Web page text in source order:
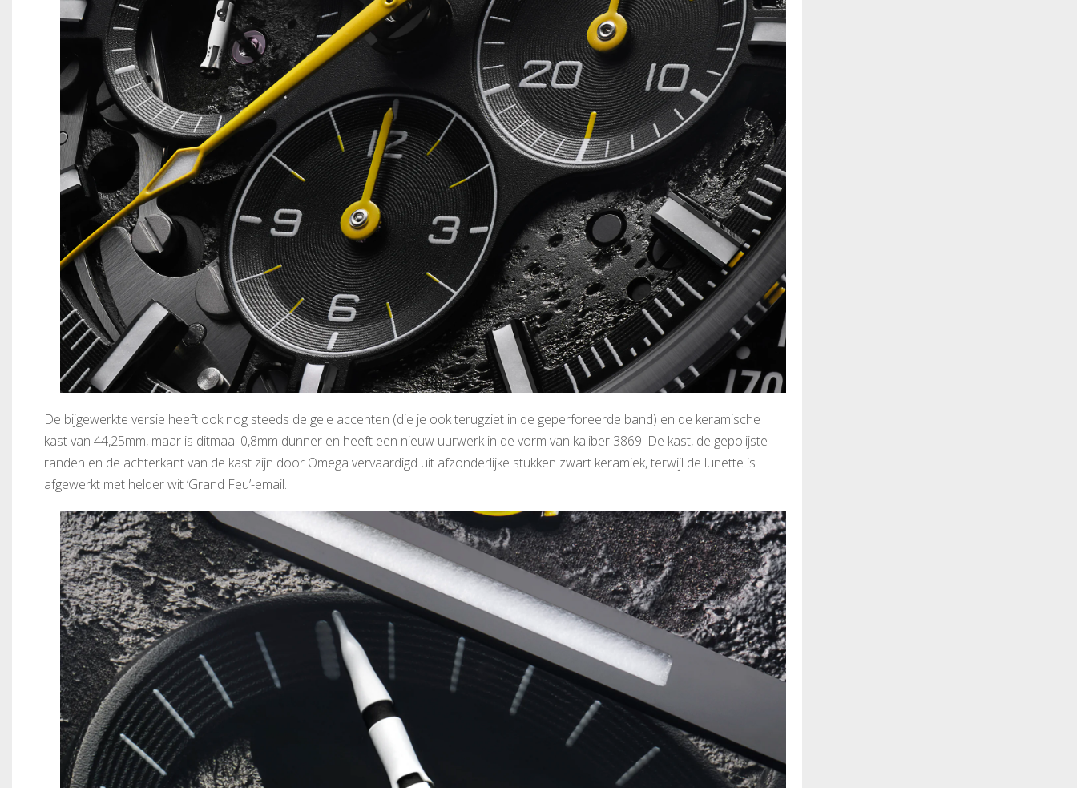
De bijgewerkte versie heeft ook nog steeds de gele accenten (die je ook terugziet in de geperforeerde band) en de keramische
kast van 44,25mm, maar is ditmaal 0,8mm dunner en heeft een nieuw uurwerk in de vorm van kaliber 3869. De kast, de gepolijste
randen en de achterkant van de kast zijn door Omega vervaardigd uit afzonderlijke stukken zwart keramiek, terwijl de lunette is
afgewerkt met helder wit ‘Grand Feu’-email.